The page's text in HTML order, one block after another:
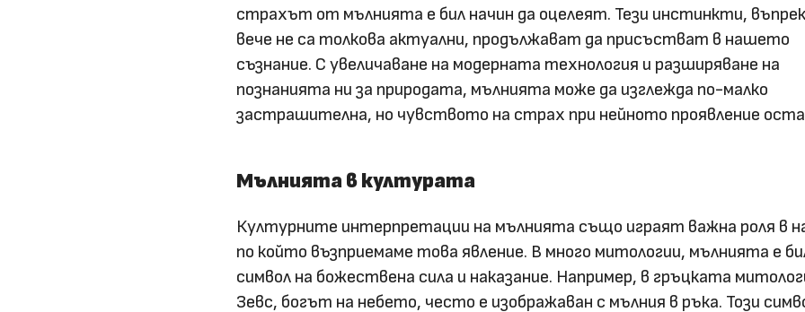
страхът от мълнията е бил начин да оцелеят. Тези инстинкти,
вече не са толкова актуални, продължават да присъстват в нашето
съзнание. С увеличаване на модерната технология и разширяване на
познанията ни за природата, мълнията може да изглежда по-малко
застрашителна, но чувството на страх при нейното проявление
Мълнията в културата
Културните интерпретации на мълнията също играят важна роля в
по който възприемаме това явление. В много митологии, мълнията е
символ на божествена сила и наказание. Например, в гръцката
Зевс, богът на небето, често е изображаван с мълния в ръка. Този